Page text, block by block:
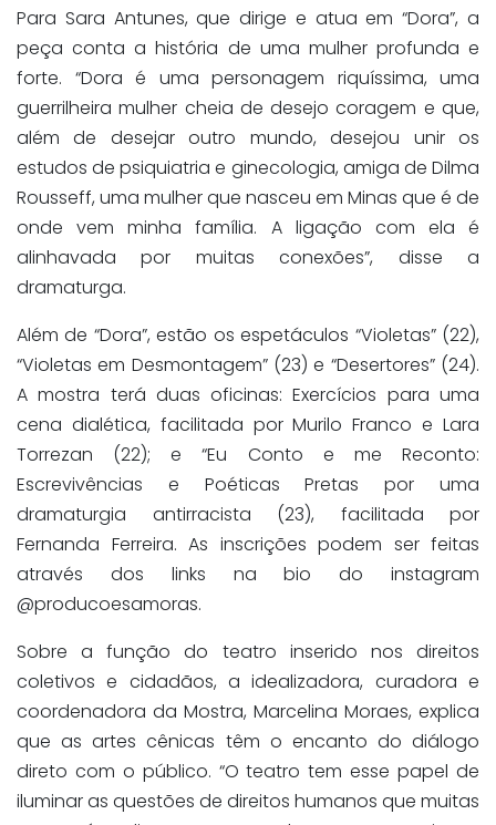
Para Sara Antunes, que dirige e atua em “Dora”, a
peça conta a história de uma mulher profunda e
forte. “Dora é uma personagem riquíssima, uma
guerrilheira mulher cheia de desejo coragem e que,
além de desejar outro mundo, desejou unir os
estudos de psiquiatria e ginecologia, amiga de Dilma
Rousseff, uma mulher que nasceu em Minas que é de
onde vem minha família. A ligação com ela é
alinhavada por muitas conexões”, disse a
dramaturga.
Além de “Dora”, estão os espetáculos “Violetas” (22),
“Violetas em Desmontagem” (23) e “Desertores” (24).
A mostra terá duas oficinas: Exercícios para uma
cena dialética, facilitada por Murilo Franco e Lara
Torrezan (22); e “Eu Conto e me Reconto:
Escrevivências e Poéticas Pretas por uma
dramaturgia antirracista (23), facilitada por
Fernanda Ferreira. As inscrições podem ser feitas
através dos links na bio do instagram
@producoesamoras.
Sobre a função do teatro inserido nos direitos
coletivos e cidadãos, a idealizadora, curadora e
coordenadora da Mostra, Marcelina Moraes, explica
que as artes cênicas têm o encanto do diálogo
direto com o público. “O teatro tem esse papel de
iluminar as questões de direitos humanos que muitas